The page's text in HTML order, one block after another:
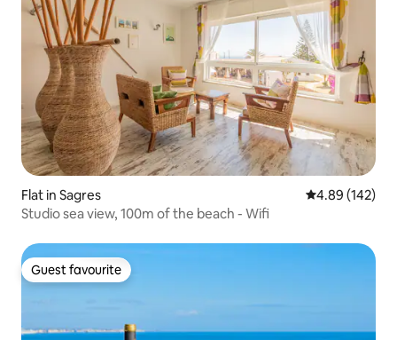
Flat in Sagres 4.89 out of 5
4.89 (142)
Studio sea view, 100m of the beach - Wifi
Guest favourite
Guest favourite